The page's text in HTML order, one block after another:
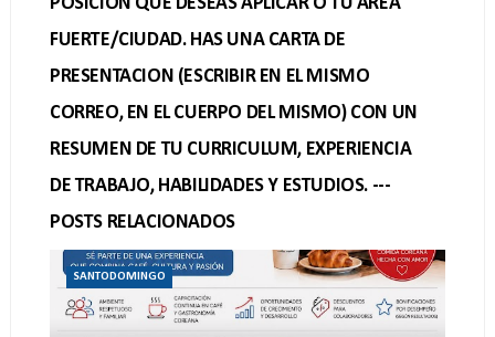
POSICIÓN QUE DESEAS APLICAR O TU ÁREA
FUERTE/CIUDAD. HAS UNA CARTA DE
PRESENTACION (ESCRIBIR EN EL MISMO
CORREO, EN EL CUERPO DEL MISMO) CON UN
RESUMEN DE TU CURRICULUM, EXPERIENCIA
DE TRABAJO, HABILIDADES Y ESTUDIOS. ---
POSTS RELACIONADOS
SANTODOMINGO